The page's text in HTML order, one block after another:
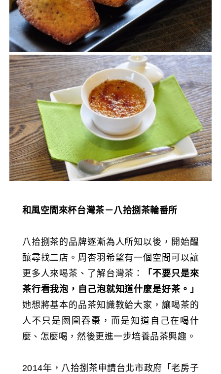
和風空間來杯台灣茶－八拾捌茶輪番所
八拾捌茶的品牌逐漸為人所知以後，開始醞
釀尋找二店。周杏羽希望有一個空間可以讓
更多人來喝茶、了解台灣茶：
「不要只是來
茶行看我泡，自己泡就知道什麼是好茶。」
她想將基本的品茶知識教給大家，讓喝茶的
人不只是囫圇吞棗，而是知道自己在喝什
麼、怎麼喝，然後更進一步培養品茶興趣。
2014年，八拾捌茶申請台北市政府「老房子